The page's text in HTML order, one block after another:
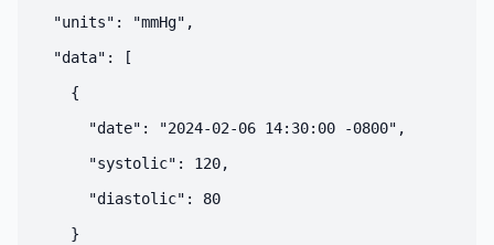
  "units": "mmHg",
  "data": [
    {
      "date": "2024-02-06 14:30:00 -0800",
      "systolic": 120,
      "diastolic": 80
    }